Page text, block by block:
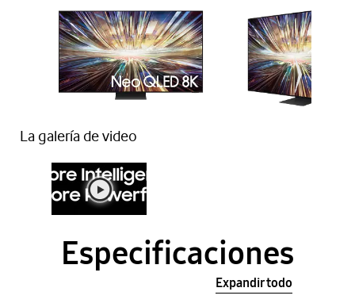
La galería de video
Especificaciones
Expandir todo